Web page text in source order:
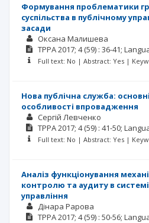
Формування проблематики
суспільства в публічному
засади
Оксана Малишева
TPPA2017; 4(59) : 36-41;
Full text: No | Abstract: Yes |
Нова публічна служба:
особливості впровадження
Сергій Левченко
TPPA2017; 4(59) : 41-50;
Full text: No | Abstract: Yes |
Аналіз функціонування
контролю та аудиту в
управління
Дінара Рарова
TPPA2017; 4(59) : 50-56;